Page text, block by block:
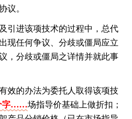
议。
引进该项技术的过程中，总代
现任何争议、分歧或僵局应立
，分歧或僵局之详情并就此事
效的办法为委托人取得该项技
字……场指导价基础上做折扣；